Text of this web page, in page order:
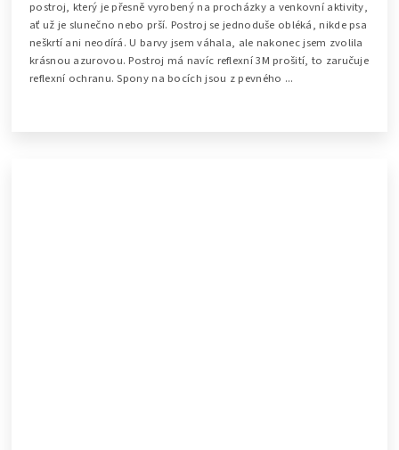
postroj, který je přesně vyrobený na procházky a venkovní aktivity,
ať už je slunečno nebo prší. Postroj se jednoduše obléká, nikde psa
neškrtí ani neodírá. U barvy jsem váhala, ale nakonec jsem zvolila
krásnou azurovou. Postroj má navíc reflexní 3M prošití, to zaručuje
reflexní ochranu. Spony na bocích jsou z pevného ...